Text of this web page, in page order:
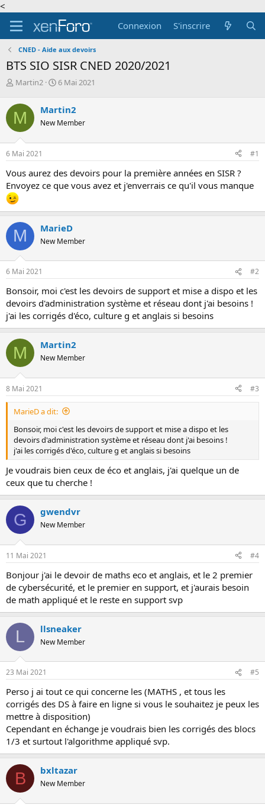
<
Connexion
S'inscrire
CNED - Aide aux devoirs
BTS SIO SISR CNED 2020/2021
A
t
e
u
r
d
e
a
d
i
s
c
u
s
s
i
o
Martin2
D
e
d
d
u
t
6 Mai 2021
M Martin2
New Member
6 Mai 2021 #1
Vous aurez des devoirs pour la première années en SISR ?
Envoyez ce que vous avez et j'enverrais ce qu'il vous manque
M MarieD
New Member
6 Mai 2021 #2
Bonsoir, moi c'est les devoirs de support et mise a dispo et les
devoirs d'administration système et réseau dont j'ai besoins !
j'ai les corrigés d'éco, culture g et anglais si besoins
M Martin2
New Member
8 Mai 2021 #3
MarieD a dit:
Bonsoir, moi c'est les devoirs de support et mise a dispo et les
devoirs d'administration système et réseau dont j'ai besoins !
j'ai les corrigés d'éco, culture g et anglais si besoins
Je voudrais bien ceux de éco et anglais, j'ai quelque un de
ceux que tu cherche !
G gwendvr
New Member
11 Mai 2021 #4
Bonjour j'ai le devoir de maths eco et anglais, et le 2 premier
de cybersécurité, et le premier en support, et j'aurais besoin
de math appliqué et le reste en support svp
L llsneaker
New Member
23 Mai 2021 #5
Perso j ai tout ce qui concerne les (MATHS , et tous les
corrigés des DS à faire en ligne si vous le souhaitez je peux les
mettre à disposition)
Cependant en échange je voudrais bien les corrigés des blocs
1/3 et surtout l'algorithme appliqué svp.
B bxltazar
New Member